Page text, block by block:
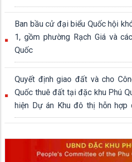
339,04 ha
Ban bầu cử đại biểu Quốc hội
1, gồm phường Rạch Giá và
Quốc
Quyết định giao đất và cho
Quốc thuê đất tại đặc khu Phú
hiện Dự án Khu đô thị hỗn hợp
Quán